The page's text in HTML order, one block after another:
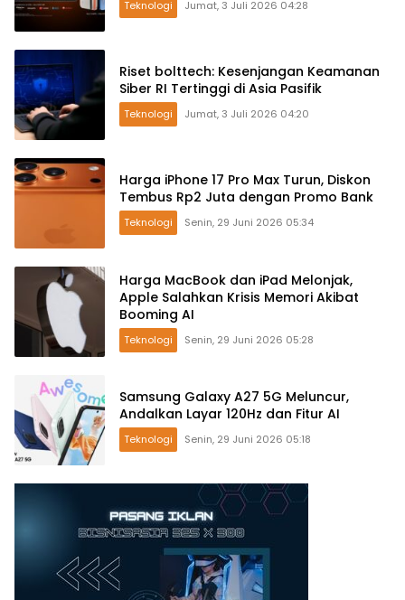
Teknologi Jumat, 3 Juli 2026 04:28
Riset bolttech: Kesenjangan Keamanan
Siber RI Tertinggi di Asia Pasifik
Teknologi Jumat, 3 Juli 2026 04:20
Harga iPhone 17 Pro Max Turun, Diskon
Tembus Rp2 Juta dengan Promo Bank
Teknologi Senin, 29 Juni 2026 05:34
Harga MacBook dan iPad Melonjak,
Apple Salahkan Krisis Memori Akibat
Booming AI
Teknologi Senin, 29 Juni 2026 05:28
Samsung Galaxy A27 5G Meluncur,
Andalkan Layar 120Hz dan Fitur AI
Teknologi Senin, 29 Juni 2026 05:18